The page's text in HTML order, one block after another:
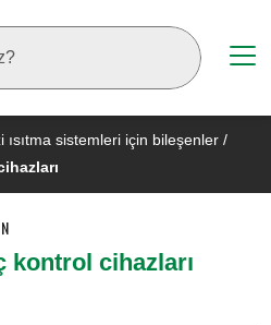
ısıtma sistemleri için bileşenler /
kontrol cihazları